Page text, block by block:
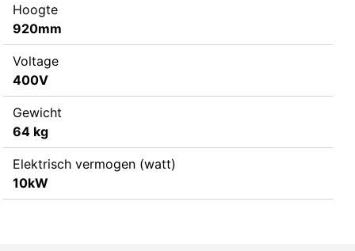
Hoogte
920mm
Voltage
400V
Gewicht
64 kg
Elektrisch vermogen (watt)
10kW